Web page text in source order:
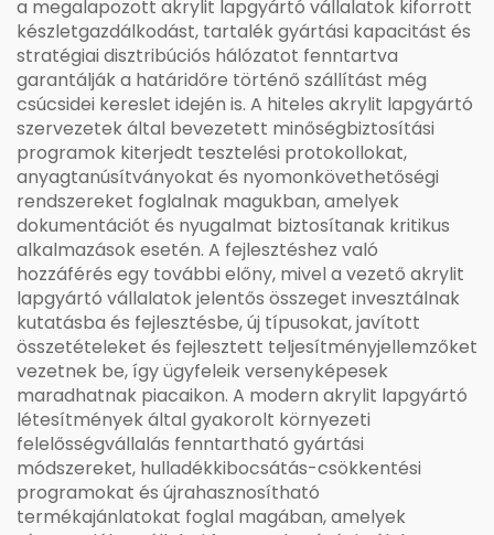
a megalapozott akrylit lapgyártó vállalatok kiforrott
készletgazdálkodást, tartalék gyártási kapacitást és
stratégiai disztribúciós hálózatot fenntartva
garantálják a határidőre történő szállítást még
csúcsidei kereslet idején is. A hiteles akrylit lapgyártó
szervezetek által bevezetett minőségbiztosítási
programok kiterjedt tesztelési protokollokat,
anyagtanúsítványokat és nyomonkövethetőségi
rendszereket foglalnak magukban, amelyek
dokumentációt és nyugalmat biztosítanak kritikus
alkalmazások esetén. A fejlesztéshez való
hozzáférés egy további előny, mivel a vezető akrylit
lapgyártó vállalatok jelentős összeget invesztálnak
kutatásba és fejlesztésbe, új típusokat, javított
összetételeket és fejlesztett teljesítményjellemzőket
vezetnek be, így ügyfeleik versenyképesek
maradhatnak piacaikon. A modern akrylit lapgyártó
létesítmények által gyakorolt környezeti
felelősségvállalás fenntartható gyártási
módszereket, hulladékkibocsátás-csökkentési
programokat és újrahasznosítható
termékajánlatokat foglal magában, amelyek